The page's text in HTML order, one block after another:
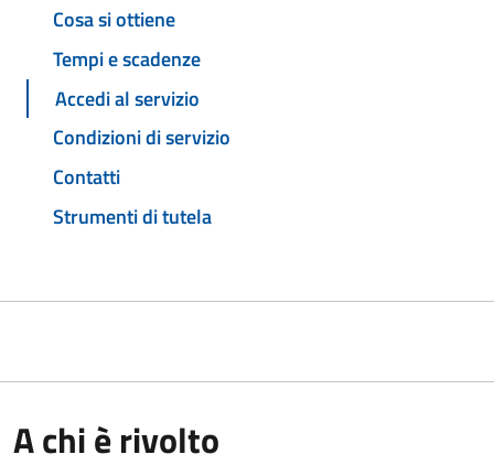
Cosa si ottiene
Tempi e scadenze
Accedi al servizio
Condizioni di servizio
Contatti
Strumenti di tutela
A chi è rivolto